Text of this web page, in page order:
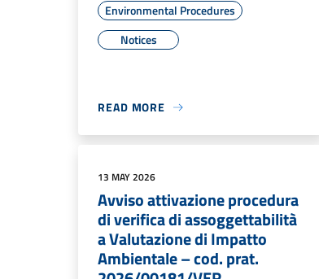
Environmental Procedures
Notices
READ MORE
13 MAY 2026
Avviso attivazione procedura
di verifica di assoggettabilità
a Valutazione di Impatto
Ambientale – cod. prat.